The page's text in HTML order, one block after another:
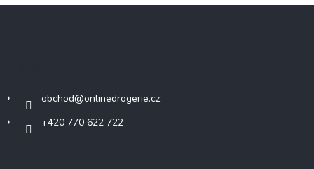
obchod@onlinedrogerie.cz
+420 770 622 722